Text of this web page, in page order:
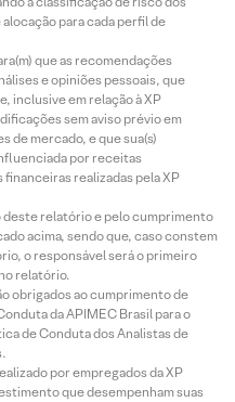
para cada perfil de
que as recomendações
e opiniões pessoais, que
inclusive em relação à XP
sem aviso prévio em
de mercado, e que sua(s)
por receitas
realizadas pela XP
deste relatório e pelo cumprimento
acima, sendo que, caso constem
o responsável será o primeiro
relatório.
obrigados ao cumprimento de
da APIMEC Brasil para o
de Conduta dos Analistas de
por empregados da XP
que desempenham suas